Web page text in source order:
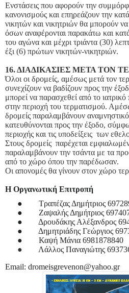
Ενστάσεις που αφορούν την
κανονισμούς και επηρεάζουν την
νικητών και νικητριών θα μπορούν
όσων αναφέρονται παρακάτω και
του αγώνα και μέχρι τριάντα (30)
έξι (6) πρώτων νικητών-νικητριών.
16. ΔΙΑΔΙΚΑΣΙΕΣ ΜΕΤΑ ΤΟΝ
Όλοι οι δρομείς, αμέσως μετά τον
συνεχίζουν να βαδίζουν προς την
μπορεί να παρασχεθεί από το
στην περιοχή του τερματισμού.
δρομείς παραλαμβάνουν
κατευθύνονται προς την έξοδο,
περιοχής και τις υποδείξεις των
Στους δρομείς παρέχεται
παραλαμβάνουν την τσάντα με τα
από το χώρο όπου την παρέδωσαν.
Οι απονομές θα γίνουν στον χώρο
Η Οργανωτική Επιτροπή
●
Τραπέζας Δημήτριος
●
Ζαψαλής Δημήτριος
●
Δρουδάκης Αλέξανδρος
●
Δημητριάδης Γεώργιος
●
Καψή Μάνια 6981878840
●
Λάλλος Παναγιώτης
Email: dromeisgrevenon@yahoo.gr